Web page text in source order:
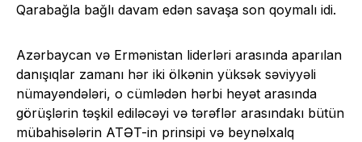
Qarabağla bağlı davam edən savaşa son qoymalı idi.
Azərbaycan və Ermənistan liderləri arasında aparılan
danışıqlar zamanı hər iki ölkənin yüksək səviyyəli
nümayəndələri, o cümlədən hərbi heyət arasında
görüşlərin təşkil ediləcəyi və tərəflər arasındakı bütün
mübahisələrin ATƏT-in prinsipi və beynəlxalq